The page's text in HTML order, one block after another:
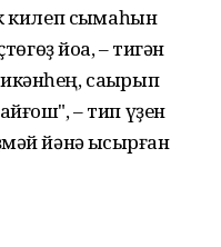
килеп сыҡмаһын
йоҡа, – тигəн
саҡырып
– тип үҙен
йəнə ҡысҡырған